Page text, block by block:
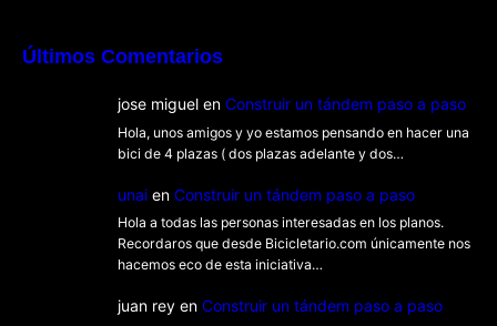
Últimos Comentarios
jose miguelen Construir un tándem paso a paso
Hola, unos amigos y yo estamos pensando en hacer una
bici de 4 plazas ( dos plazas adelante y dos…
unaien Construir un tándem paso a paso
Hola a todas las personas interesadas en los planos.
Recordaros que desde Bicicletario.com únicamente nos
hacemos eco de esta iniciativa…
juan reyen Construir un tándem paso a paso